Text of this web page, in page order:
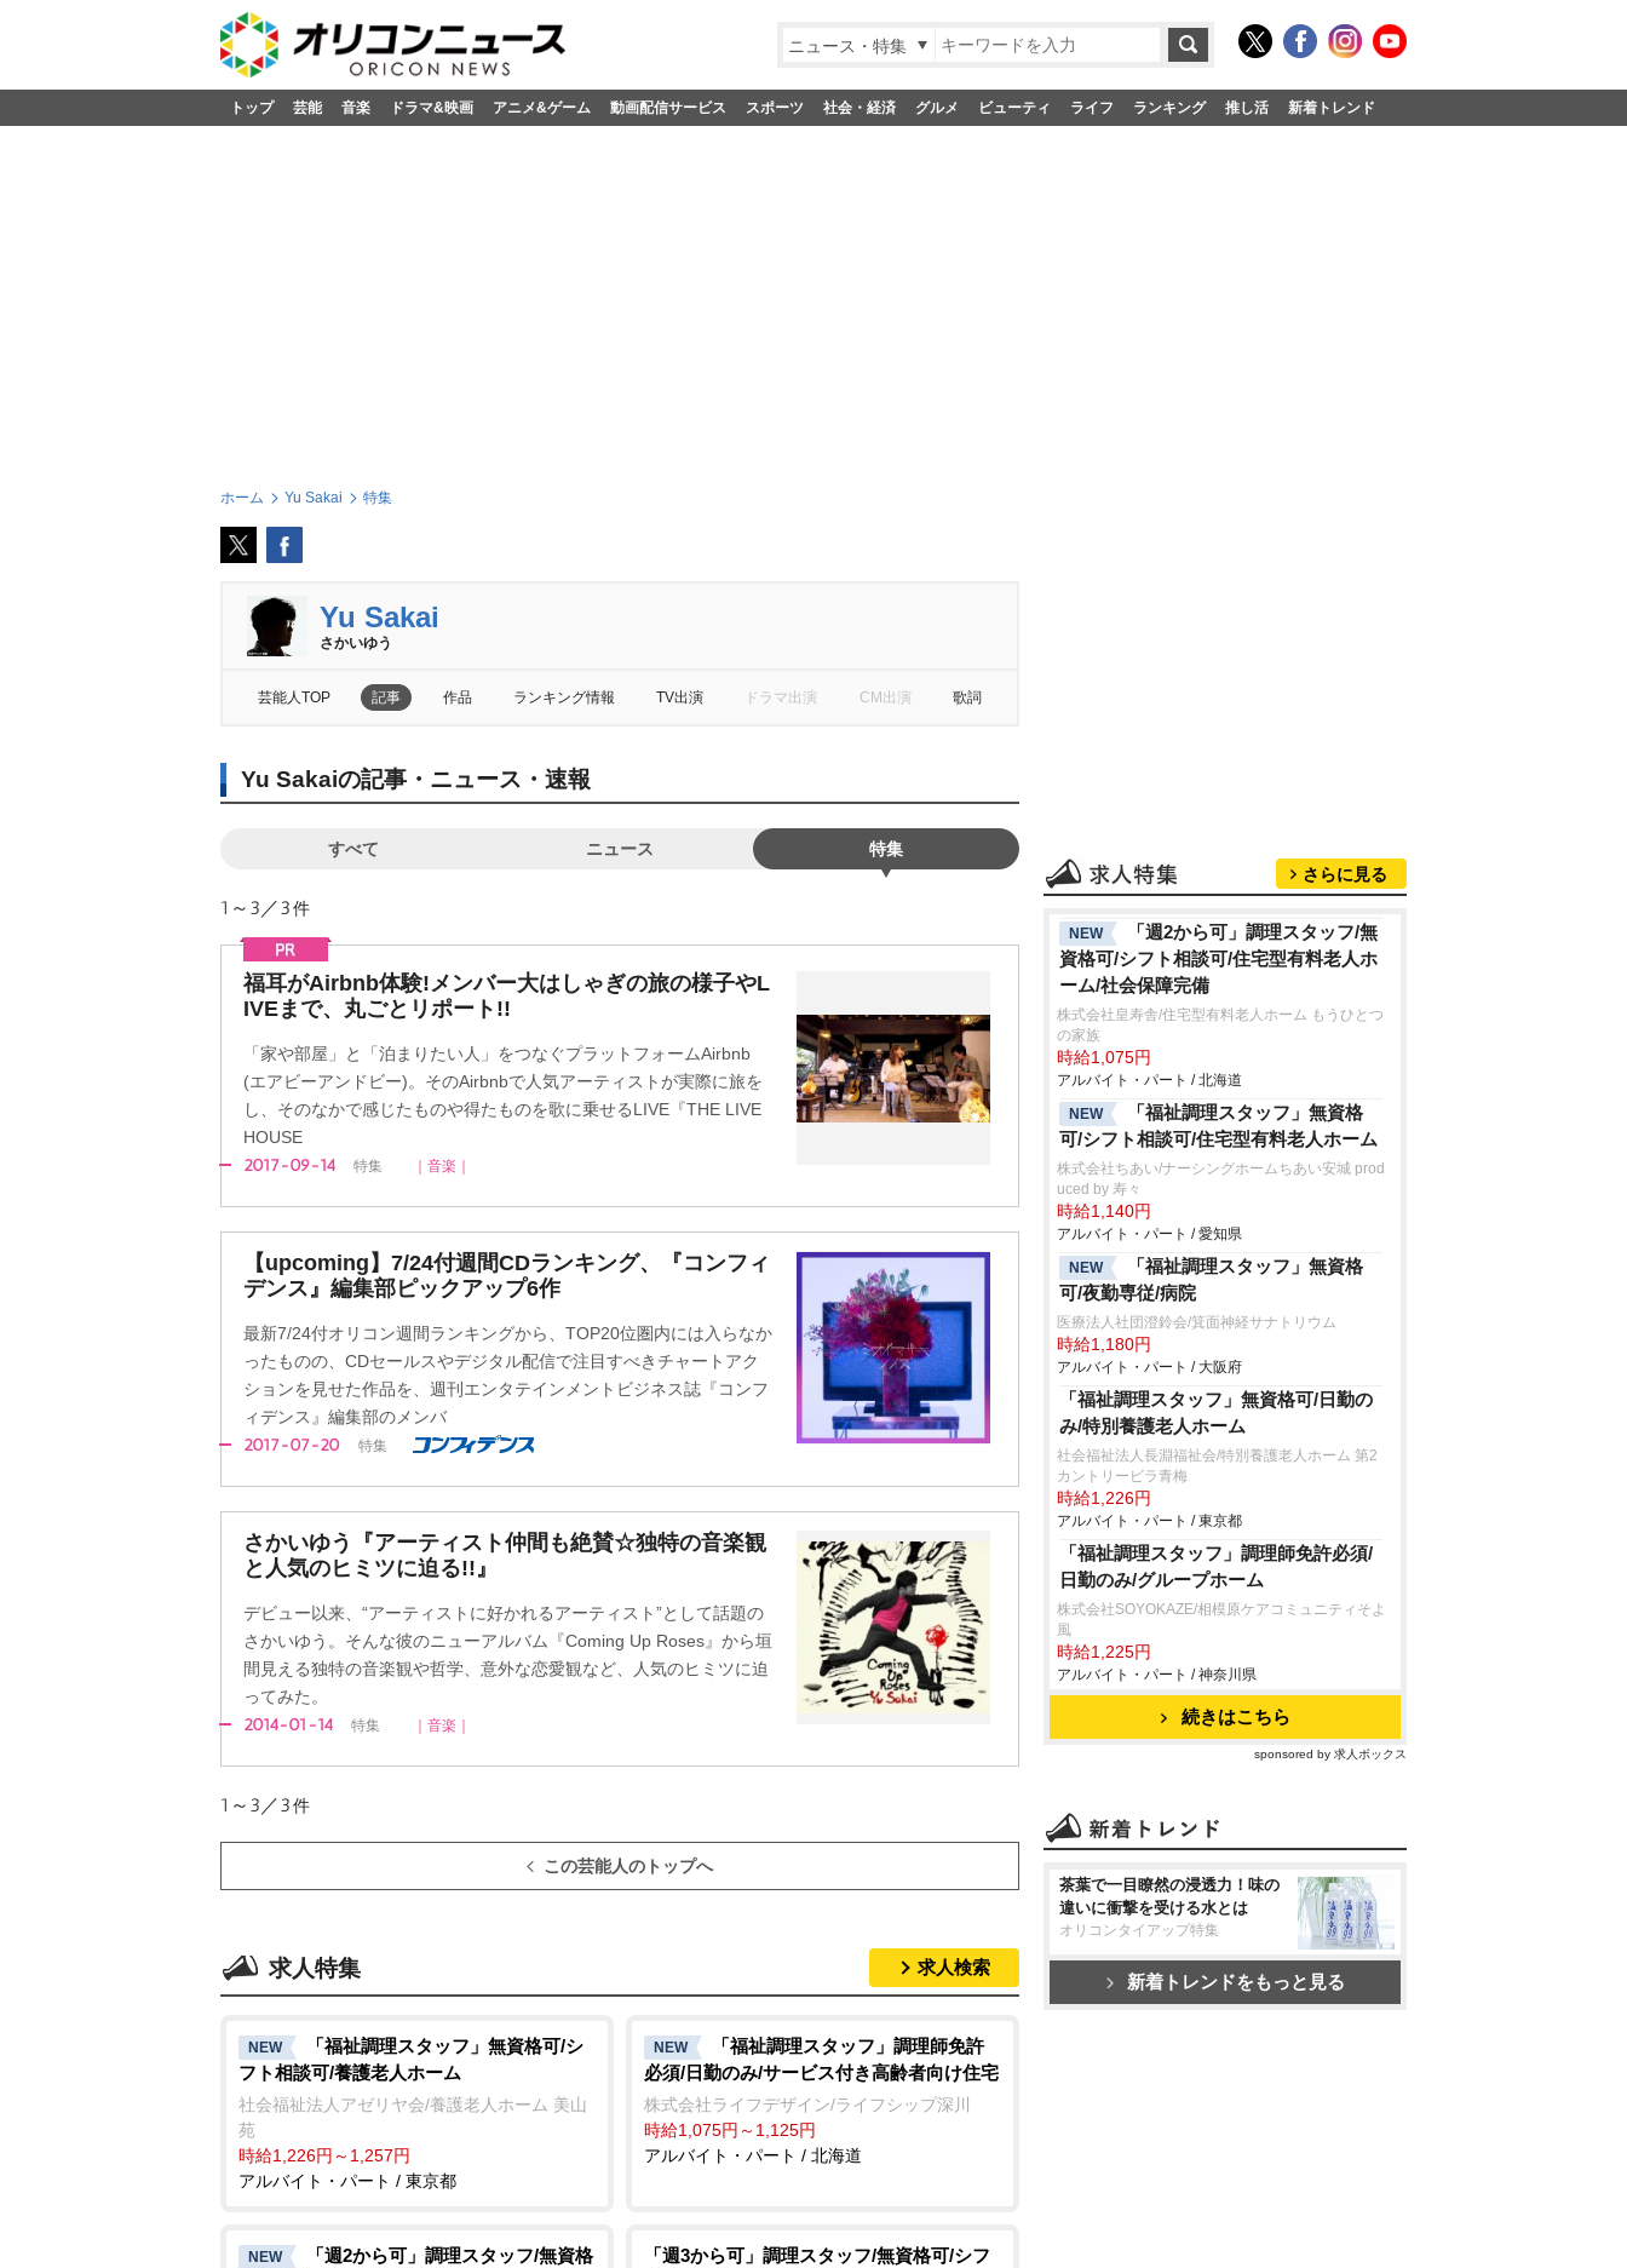
ニュース・特集
トップ 芸能 音楽 ドラマ&映画 アニメ&ゲーム 動画配信サービス スポーツ 社会・経済 グルメ ビューティ ライフ ランキング 推し活 新着トレンド
ホーム Yu Sakai 特集
Yu Sakai
さかいゆう
芸能人TOP 記事 作品 ランキング情報 TV出演 ドラマ出演 CM出演 歌詞
Yu Sakaiの記事・ニュース・速報
すべて ニュース 特集
1～3／3件
福耳がAirbnb体験!メンバー大はしゃぎの旅の様子やL
IVEまで、丸ごとリポート!!
「家や部屋」と「泊まりたい人」をつなぐプラットフォームAirbnb
(エアビーアンドビー)。そのAirbnbで人気アーティストが実際に旅を
し、そのなかで感じたものや得たものを歌に乗せるLIVE『THE LIVE
HOUSE
2017-09-14 特集 ｜音楽｜
【upcoming】7/24付週間CDランキング、『コンフィ
デンス』編集部ピックアップ6作
最新7/24付オリコン週間ランキングから、TOP20位圏内には入らなか
ったものの、CDセールスやデジタル配信で注目すべきチャートアク
ションを見せた作品を、週刊エンタテインメントビジネス誌『コンフ
ィデンス』編集部のメンバ
2017-07-20 特集
さかいゆう『アーティスト仲間も絶賛☆独特の音楽観
と人気のヒミツに迫る!!』
デビュー以来、“アーティストに好かれるアーティスト”として話題の
さかいゆう。そんな彼のニューアルバム『Coming Up Roses』から垣
間見える独特の音楽観や哲学、意外な恋愛観など、人気のヒミツに迫
ってみた。
2014-01-14 特集 ｜音楽｜
1～3／3件
この芸能人のトップへ
求人特集 求人検索
NEW
「福祉調理スタッフ」無資格可/シ
フト相談可/養護老人ホーム
社会福祉法人アゼリヤ会/養護老人ホーム 美山
苑
時給1,226円～1,257円
アルバイト・パート / 東京都
NEW
「福祉調理スタッフ」調理師免許
必須/日勤のみ/サービス付き高齢者向け住宅
株式会社ライフデザイン/ライフシップ深川
時給1,075円～1,125円
アルバイト・パート / 北海道
NEW
「週2から可」調理スタッフ/無資格
「週3から可」調理スタッフ/無資格可/シフ
さらに見る
NEW
「週2から可」調理スタッフ/無
資格可/シフト相談可/住宅型有料老人ホ
ーム/社会保障完備
株式会社皇寿舎/住宅型有料老人ホーム もうひとつ
の家族
時給1,075円
アルバイト・パート / 北海道
NEW
「福祉調理スタッフ」無資格
可/シフト相談可/住宅型有料老人ホーム
株式会社ちあい/ナーシングホームちあい安城 prod
uced by 寿々
時給1,140円
アルバイト・パート / 愛知県
NEW
「福祉調理スタッフ」無資格
可/夜勤専従/病院
医療法人社団澄鈴会/箕面神経サナトリウム
時給1,180円
アルバイト・パート / 大阪府
「福祉調理スタッフ」無資格可/日勤の
み/特別養護老人ホーム
社会福祉法人長淵福祉会/特別養護老人ホーム 第2
カントリービラ青梅
時給1,226円
アルバイト・パート / 東京都
「福祉調理スタッフ」調理師免許必須/
日勤のみ/グループホーム
株式会社SOYOKAZE/相模原ケアコミュニティそよ
風
時給1,225円
アルバイト・パート / 神奈川県
続きはこちら
sponsored by 求人ボックス
茶葉で一目瞭然の浸透力！味の
違いに衝撃を受ける水とは
オリコンタイアップ特集
新着トレンドをもっと見る